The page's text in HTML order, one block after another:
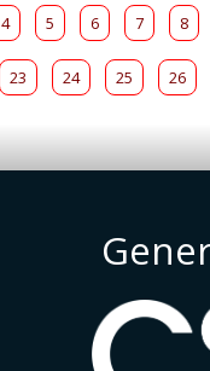
4 5 6 7 8
23 24 25 26